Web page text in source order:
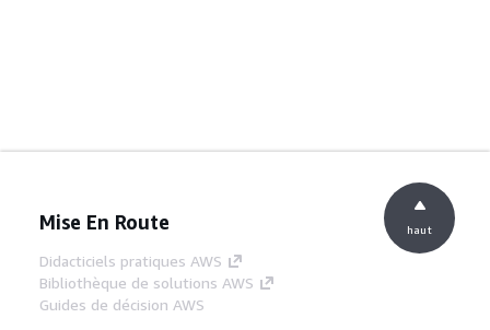
Mise En Route
Didacticiels pratiques AWS
Bibliothèque de solutions AWS
Guides de décision AWS
haut